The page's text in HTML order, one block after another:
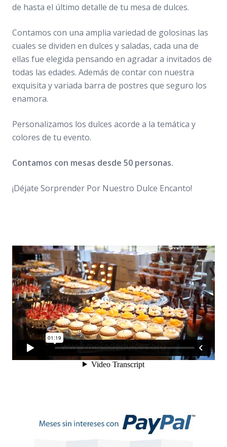
de hasta el último detalle de tu mesa de dulces.
Contamos con una amplia variedad de golosinas las
cuales se dividen en dulces y saladas, cada una de
ellas fue elegida pensando en agradar a invitados de
todas las edades. Además de contar con nuestra
exquisita y variada barra de postres que seguro los
enamora.
Personalizamos los dulces acorde a la temática y
colores de tu evento.
Contamos con mesas desde 50 personas.
¡Déjate Sorprender Por Nuestro Dulce Encanto!